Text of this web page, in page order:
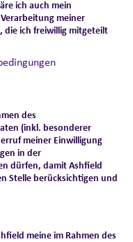
ich auch mein
meiner
die ich freiwillig mitgeteilt
des
(inkl. besonderer
meiner Einwilligung
in der
dürfen, damit Ashfield
Stelle berücksichtigen und
meine im Rahmen des